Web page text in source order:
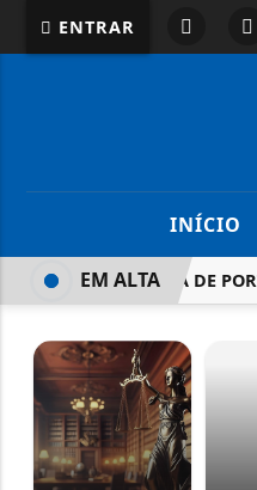
ENTRAR
INÍCIO
PREFEITURA DE PORTO
EM ALTA